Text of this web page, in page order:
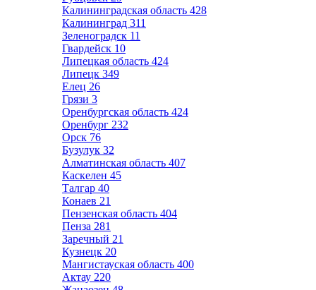
Калининградская область 428
Калининград 311
Зеленоградск 11
Гвардейск 10
Липецкая область 424
Липецк 349
Елец 26
Грязи 3
Оренбургская область 424
Оренбург 232
Орск 76
Бузулук 32
Алматинская область 407
Каскелен 45
Талгар 40
Конаев 21
Пензенская область 404
Пенза 281
Заречный 21
Кузнецк 20
Мангистауская область 400
Актау 220